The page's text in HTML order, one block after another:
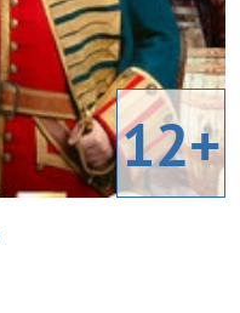
12+